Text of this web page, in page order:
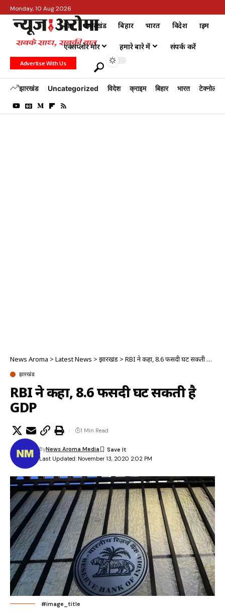
Monday, 10 Aug 2026
होम झारखंड बिहार भारत विदेश क्राइम
एक्सप्लोर मोर हमारे बारे में संपर्क करें
Advertise With Us
झारखंड Uncategorized विदेश क्राइम बिहार भारत टेक्नोलॉजी
News Aroma > Latest News > झारखंड > RBI ने कहा, 8.6 फीसदी घट सकती है GDP
झारखंड
RBI ने कहा, 8.6 फीसदी घट सकती है
GDP
Last Updated: November 13, 2020 2:02 PM
ByNews Aroma Media
1 Min Read
#image_title